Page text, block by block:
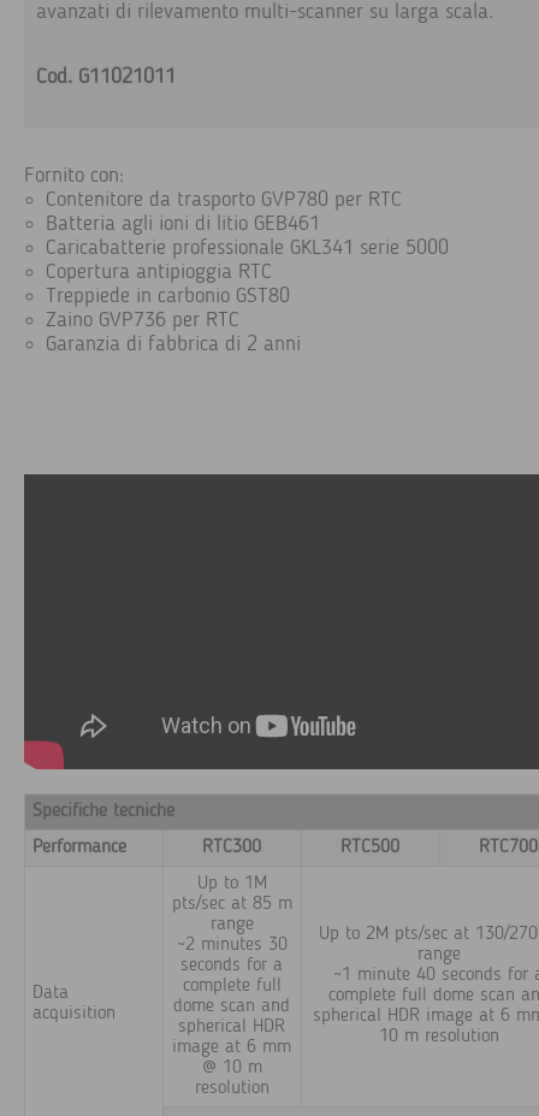
avanzati di rilevamento multi-scanner su larga scala.
Cod. G11021011
Fornito con:
Contenitore da trasporto GVP780 per RTC
Batteria agli ioni di litio GEB461
Caricabatterie professionale GKL341 serie 5000
Copertura antipioggia RTC
Treppiede in carbonio GST80
Zaino GVP736 per RTC
Garanzia di fabbrica di 2 anni
Specifiche tecniche
Performance
RTC300 RTC500 RTC700
Data
acquisition
Up to 1M
pts/sec at 85 m
range
~2 minutes 30
seconds for a
complete full
dome scan and
spherical HDR
image at 6 mm
@ 10 m
resolution
Up to 2M pts/sec at 130/
range
~1 minute 40 seconds for
complete full dome scan
spherical HDR image at 6
10 m resolution